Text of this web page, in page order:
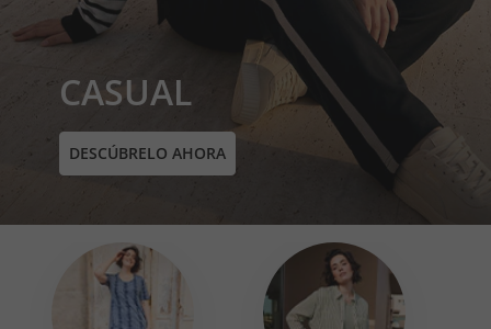
CASUAL
DESCÚBRELO AHORA